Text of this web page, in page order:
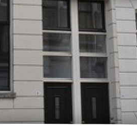
Alle veelgestelde vragen